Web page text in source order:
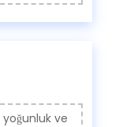
ve